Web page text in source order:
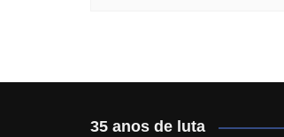
35 anos de luta